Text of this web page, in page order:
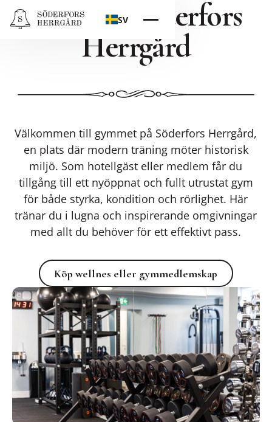
SV
Gym på Söderfors
Herrgård
Välkommen till gymmet på Söderfors Herrgård,
en plats där modern träning möter historisk
miljö. Som hotellgäst eller medlem får du
tillgång till ett nyöppnat och fullt utrustat gym
för både styrka, kondition och rörlighet. Här
tränar du i lugna och inspirerande omgivningar
med allt du behöver för ett effektivt pass.
Köp wellnes eller
Köp wellnes eller gymmedlemskap